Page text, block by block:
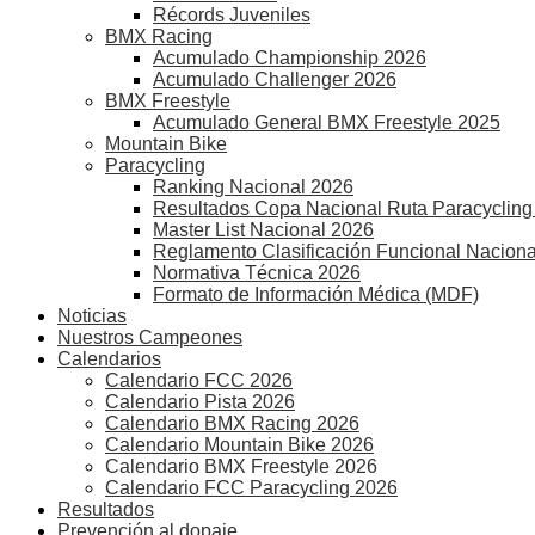
Récords Juveniles
BMX Racing
Acumulado Championship 2026
Acumulado Challenger 2026
BMX Freestyle
Acumulado General BMX Freestyle 2025
Mountain Bike
Paracycling
Ranking Nacional 2026
Resultados Copa Nacional Ruta
Master List Nacional 2026
Reglamento Clasificación Funcional Nacional
Normativa Técnica 2026
Formato de Información Médica (MDF)
Noticias
Nuestros Campeones
Calendarios
Calendario FCC 2026
Calendario Pista 2026
Calendario BMX Racing 2026
Calendario Mountain Bike 2026
Calendario BMX Freestyle 2026
Calendario FCC Paracycling 2026
Resultados
Prevención al dopaje